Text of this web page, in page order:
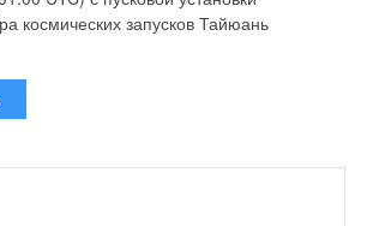
космических запусков Тайюань